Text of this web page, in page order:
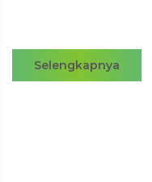
Selengkapnya